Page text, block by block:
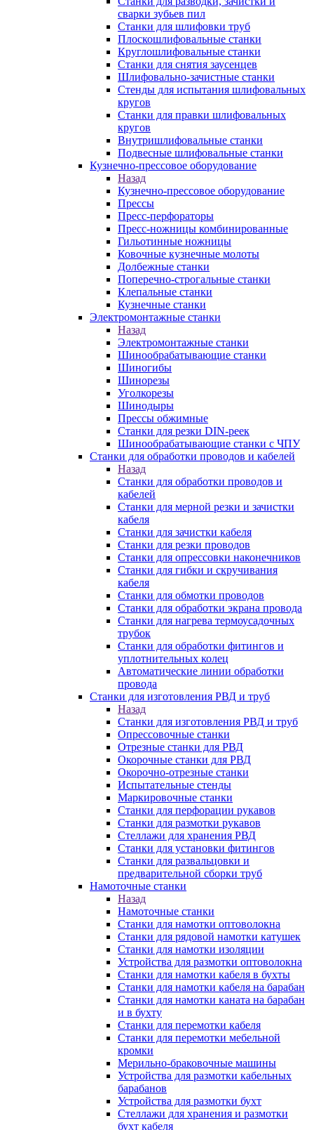
сварки зубьев пил
Станки для шлифовки труб
Плоскошлифовальные станки
Круглошлифовальные станки
Станки для снятия заусенцев
Шлифовально-зачистные станки
Стенды для испытания шлифовальных
кругов
Станки для правки шлифовальных
кругов
Внутришлифовальные станки
Подвесные шлифовальные станки
Кузнечно-прессовое оборудование
Назад
Кузнечно-прессовое оборудование
Прессы
Пресс-перфораторы
Пресс-ножницы комбинированные
Гильотинные ножницы
Ковочные кузнечные молоты
Долбежные станки
Поперечно-строгальные станки
Клепальные станки
Кузнечные станки
Электромонтажные станки
Назад
Электромонтажные станки
Шинообрабатывающие станки
Шиногибы
Шинорезы
Уголкорезы
Шинодыры
Прессы обжимные
Станки для резки DIN-реек
Шинообрабатывающие станки с ЧПУ
Станки для обработки проводов и кабелей
Назад
Станки для обработки проводов и
кабелей
Станки для мерной резки и зачистки
кабеля
Станки для зачистки кабеля
Станки для резки проводов
Станки для опрессовки наконечников
Станки для гибки и скручивания
кабеля
Станки для обмотки проводов
Станки для обработки экрана провода
Станки для нагрева термоусадочных
трубок
Станки для обработки фитингов и
уплотнительных колец
Автоматические линии обработки
провода
Станки для изготовления РВД и труб
Назад
Станки для изготовления РВД и труб
Опрессовочные станки
Отрезные станки для РВД
Окорочные станки для РВД
Окорочно-отрезные станки
Испытательные стенды
Маркировочные станки
Станки для перфорации рукавов
Станки для размотки рукавов
Стеллажи для хранения РВД
Станки для установки фитингов
Станки для развальцовки и
предварительной сборки труб
Намоточные станки
Назад
Намоточные станки
Станки для намотки оптоволокна
Станки для рядовой намотки катушек
Станки для намотки изоляции
Устройства для размотки оптоволокна
Станки для намотки кабеля в бухты
Станки для намотки кабеля на барабан
Станки для намотки каната на барабан
и в бухту
Станки для перемотки кабеля
Станки для перемотки мебельной
кромки
Мерильно-браковочные машины
Устройства для размотки кабельных
барабанов
Устройства для размотки бухт
Стеллажи для хранения и размотки
бухт кабеля